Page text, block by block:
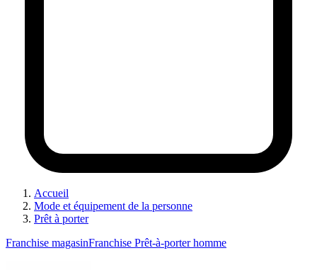
Accueil
Mode et équipement de la personne
Prêt à porter
Franchise magasinFranchise Prêt-à-porter homme